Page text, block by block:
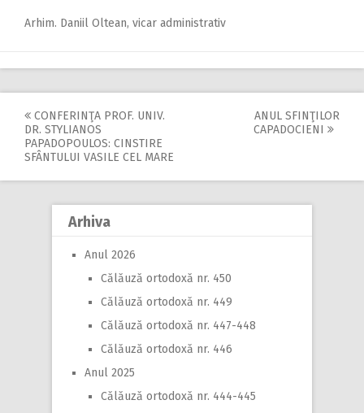
Arhim. Daniil Oltean, vicar administrativ
Post
navigation
CONFERINŢA PROF. UNIV.
DR. STYLIANOS
PAPADOPOULOS: CINSTIRE
SFÂNTULUI VASILE CEL MARE
ANUL SFINŢILOR
CAPADOCIENI
Arhiva
Anul 2026
Călăuză ortodoxă nr. 450
Călăuză ortodoxă nr. 449
Călăuză ortodoxă nr. 447-448
Călăuză ortodoxă nr. 446
Anul 2025
Călăuză ortodoxă nr. 444-445